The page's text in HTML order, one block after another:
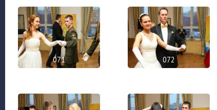
071 072